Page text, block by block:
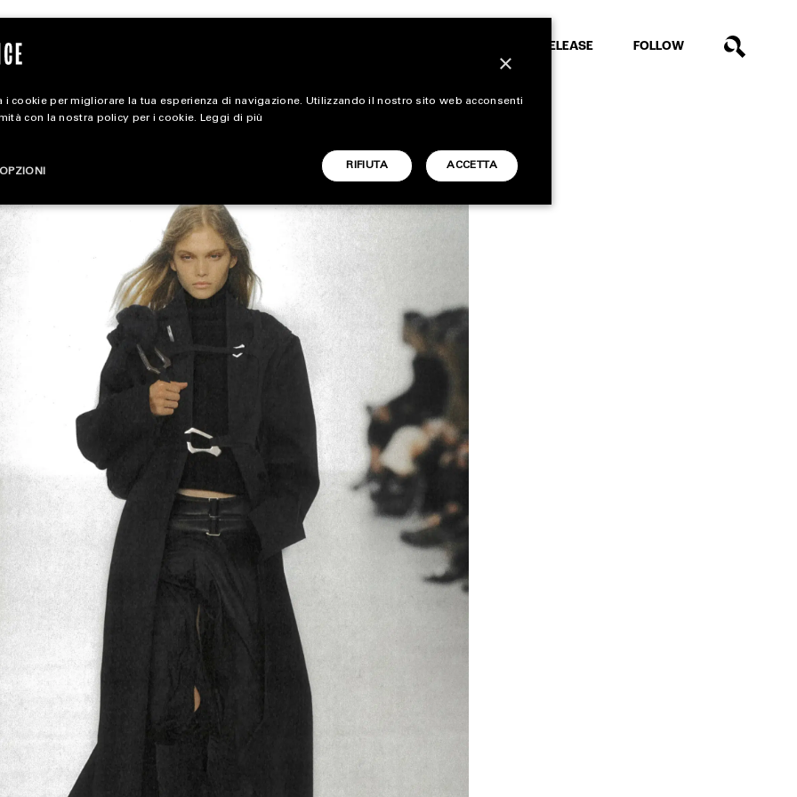
CARICA ALTRI
RELEASE FOLLOW
STYLE
FOOTWEAR
ACCESSORIES
×
i cookie per migliorare la tua esperienza di navigazione. Utilizzando il nostro sito web acconsenti
con la nostra policy per i cookie. Leggi di più
ACCETTA
RIFIUTA